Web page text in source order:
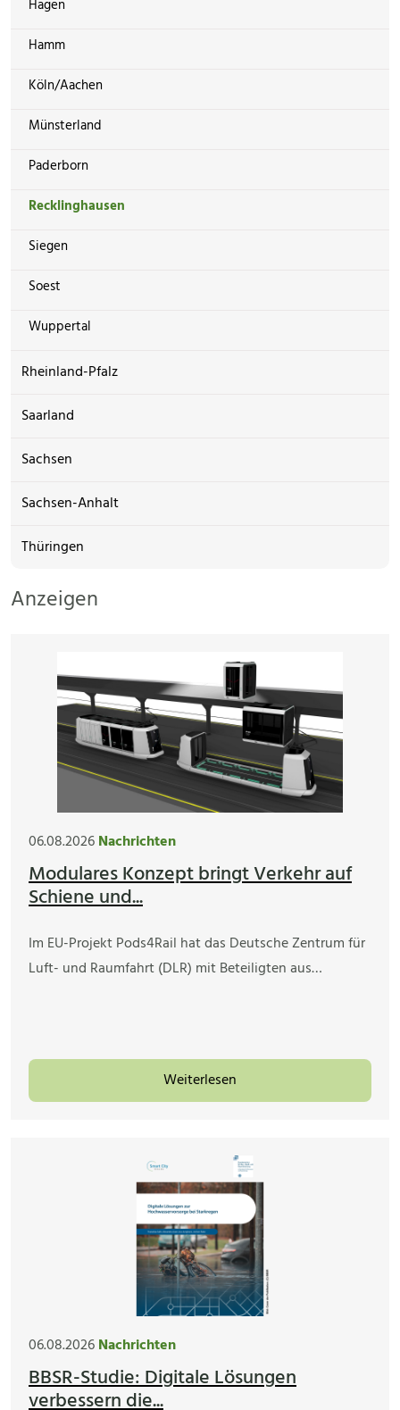
Hagen
Hamm
Köln/Aachen
Münsterland
Paderborn
Recklinghausen
Siegen
Soest
Wuppertal
Rheinland-Pfalz
Saarland
Sachsen
Sachsen-Anhalt
Thüringen
Anzeigen
06.08.2026Nachrichten
Modulares Konzept bringt Verkehr auf
Schiene und...
Im EU-Projekt Pods4Rail hat das Deutsche Zentrum für
Luft- und Raumfahrt (DLR) mit Beteiligten aus…
Weiterlesen
06.08.2026Nachrichten
BBSR-Studie: Digitale Lösungen
verbessern die...